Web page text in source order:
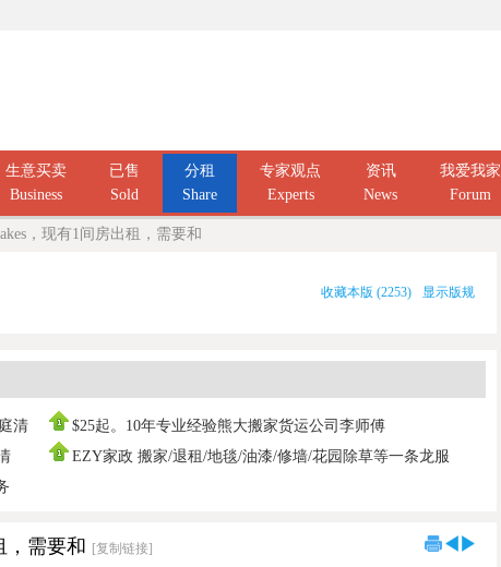
生意买卖
Business
已售
Sold
分租
Share
专家观点
Experts
资讯
News
我爱我家
Forum
，现有1间房出租，需要和
显示版规
收藏本版 (2253)
清 $25起。10年专业经验熊大搬家货运公司李师傅
0437666808，寄存打
EZY家政 搬家/退租/地毯/油漆/修墙/花园除草等一条龙服
，需要和 [复制链接]